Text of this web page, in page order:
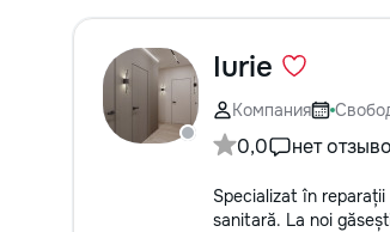
Iurie
Компания
0,0 нет
Specializat în
sanitară. La noi